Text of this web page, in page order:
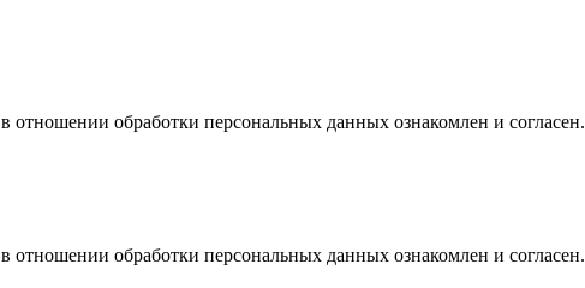
в отношении обработки персональных данных ознакомлен и согласен.
в отношении обработки персональных данных ознакомлен и согласен.